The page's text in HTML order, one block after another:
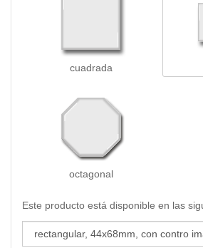
cuadrada
octagonal
Este producto está disponible en las